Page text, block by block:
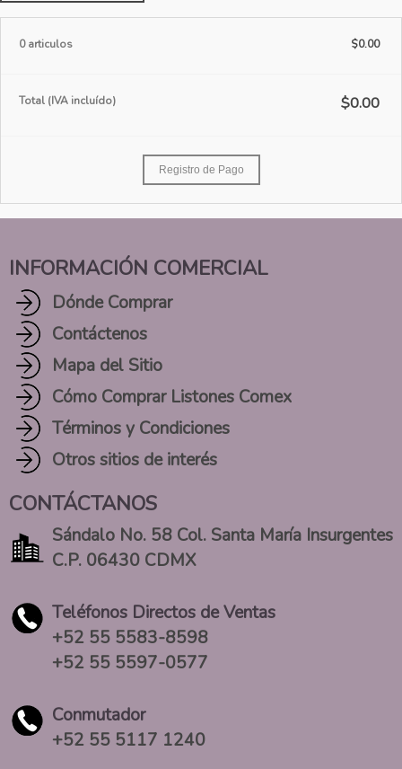
0 articulos $0.00
Total (IVA incluído) $0.00
Registro de Pago
INFORMACIÓN COMERCIAL
Dónde Comprar
Contáctenos
Mapa del Sitio
Cómo Comprar Listones Comex
Términos y Condiciones
Otros sitios de interés
CONTÁCTANOS
Sándalo No. 58 Col. Santa María Insurgentes
C.P. 06430 CDMX
Teléfonos Directos de Ventas
+52 55 5583-8598
+52 55 5597-0577
Conmutador
+52 55 5117 1240